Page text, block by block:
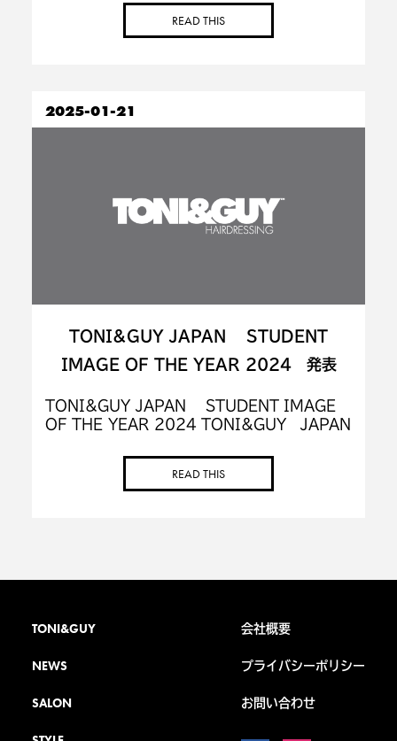
す。 各サロン営業時間は異なりますのでご予約
のお客様はご希望のサロンへ直接お問い合わせ
READ THIS
2025-01-21
TONI&GUY JAPAN STUDENT
IMAGE OF THE YEAR 2024 発表
TONI&GUY JAPAN STUDENT IMAGE
OF THE YEAR 2024 TONI&GUY JAPAN
に、未来の美容師を育てる活動もしておりま
READ THIS
TONI&GUY
NEWS
SALON
会社概要
プライバシーポリシー
お問い合わせ